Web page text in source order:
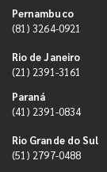
Pernambuco
(81) 3264-0921
Rio de Janeiro
(21) 2391-3161
Paraná
(41) 2391-0834
Rio Grande do Sul
(51) 2797-0488